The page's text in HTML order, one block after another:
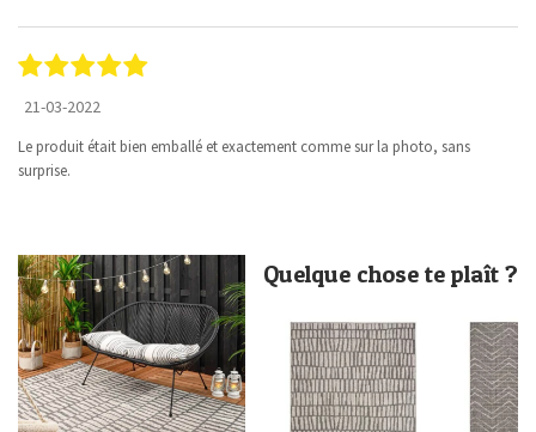
21-03-2022
Le produit était bien emballé et exactement comme sur la photo, sans
surprise.
Quelque chose te plaît ?